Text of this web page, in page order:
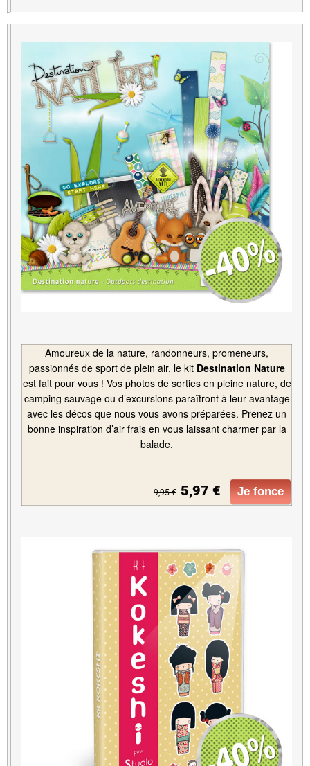
Amoureux de la nature, randonneurs, promeneurs,
passionnés de sport de plein air, le kit Destination Nature
est fait pour vous ! Vos photos de sorties en pleine nature, de
camping sauvage ou d’excursions paraîtront à leur avantage
avec les décos que nous vous avons préparées. Prenez un
bonne inspiration d’air frais en vous laissant charmer par la
balade.
9,95 € 5,97 € Je fonce